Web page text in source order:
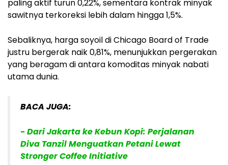
paling aktif turun 0,22%, sementara kontrak minyak
sawitnya terkoreksi lebih dalam hingga 1,5%.
Sebaliknya, harga soyoil di Chicago Board of Trade
justru bergerak naik 0,81%, menunjukkan pergerakan
yang beragam di antara komoditas minyak nabati
utama dunia.
BACA JUGA:
- Dari Jakarta ke Kebun Kopi: Perjalanan
Diva Tanzil Menguatkan Petani Lewat
Stronger Coffee Initiative